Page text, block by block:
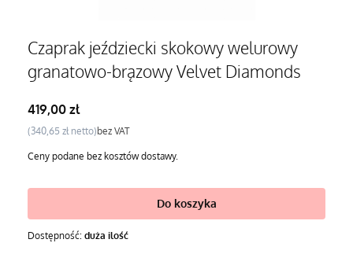
Czaprak jeździecki skokowy welurowy
granatowo-brązowy Velvet Diamonds
Cena
419,00 zł
Cena
340,65 zł bez VAT
Ceny podane bez kosztów dostawy.
Do koszyka
Dostępność: duża ilość